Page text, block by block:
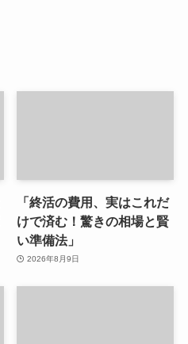
「終活の費用、実はこれだ
けで済む！驚きの相場と賢
い準備法」
2026年8月9日